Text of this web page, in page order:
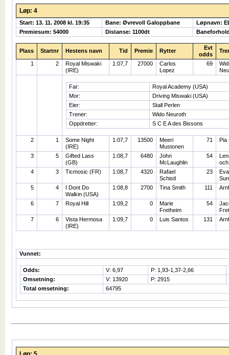
Løp: 4
Start: 13. 11. 2008 kl. 19:35 Bane: Øvrevoll Galoppbane
Løpnavn:
Premiesum: 54000
Distanse: 1100dt
Plass Startnr Hestens navn Tid Premie Rytter
Evt
odds
1 2
Royal Miswaki
(IRE)
1:07,7 27000
Carlos
Lopez
69
Far:
Royal Academy (USA)
Mor:
Driving Miswaki (USA)
Eier:
Stall Perlen
Trener:
Wido Neuroth
Oppdretter:
S C E A des Bissons
2 1
Some Night
(IRE)
1:07,7 13500
Meeri
Mustonen
71 Pia
3 5
Gifted Lass
(GB)
1:08,7 6480
John
McLaughlin
54
4
3 Ticmosic (FR) 1:08,7 4320
Rafael
Schistl
23
Eva
5
4
I Dont Do
Walkin (USA)
1:08,8 2700 Tina Smith 111
6 7 Royal Hill 1:09,2 0
Marie
Fretheim
54
7
6
Vista Hermosa
(IRE)
1:09,7 0 Luis Santos 131
Vunnet:
Odds: V: 6,97
P: 1,93-1,37-2,66
Omsetning:
V: 13920
P: 2915
Total omsetning:
64795